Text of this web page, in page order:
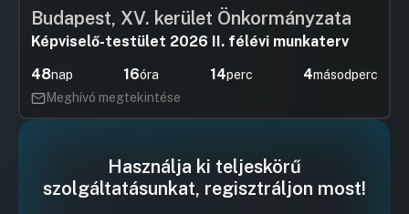
Budapest, XV. kerület Önkormányzata
Képviselő-testület 2026 II. félévi munkaterv
48nap 16óra 14perc 4másodperc
Meghívó megtekintése
Használja ki teljeskörű
szolgáltatásunkat, regisztráljon most!